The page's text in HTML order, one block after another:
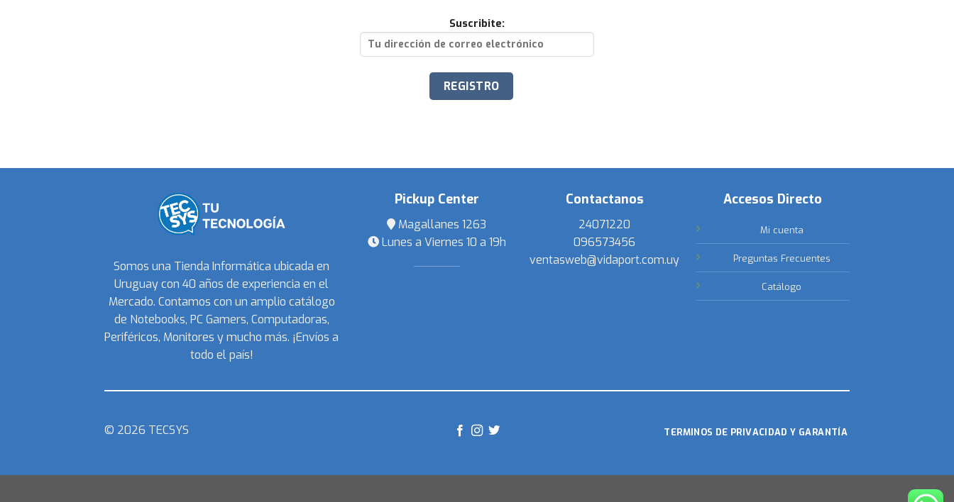
Suscribite:
Somos una Tienda Informática ubicada en
Uruguay con 40 años de experiencia en el
Mercado. Contamos con un amplio catálogo
de Notebooks, PC Gamers, Computadoras,
Periféricos, Monitores y mucho más. ¡Envíos a
todo el país!
Pickup Center
Magallanes 1263
Lunes a Viernes 10 a 19h
Contactanos
24071220
096573456
ventasweb@vidaport.com.uy
Accesos Directo
Mi cuenta
Preguntas Frecuentes
Catálogo
© 2026 TECSYS TERMINOS DE PRIVACIDAD Y GARANTÍA